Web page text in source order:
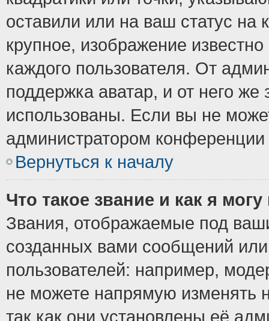
оставили или на ваш статус
крупное, изображение
каждого пользователя. От
поддержка аватар, и от него же
использованы. Если вы не
администратором
Вернуться к началу
Что такое звание и как я
Звания, отображаемые под
созданных вами сообщений
пользователей: например,
не можете напрямую изменять
так как они установлены её